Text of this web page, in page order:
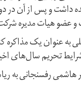
به عنوان یک
تحریم سال‌های